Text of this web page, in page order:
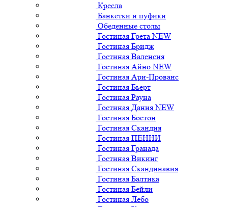
Кресла
Банкетки и пуфики
Обеденные столы
Гостиная Грета NEW
Гостиная Бридж
Гостиная Валенсия
Гостиная Айно NEW
Гостиная Ари-Прованс
Гостиная Бьерт
Гостиная Рауна
Гостиная Дания NEW
Гостиная Бостон
Гостиная Скандия
Гостиная ПЕННИ
Гостиная Гранада
Гостиная Викинг
Гостиная Скандинавия
Гостиная Балтика
Гостиная Бейли
Гостиная Лебо